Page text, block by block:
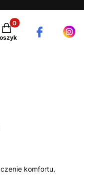
Produkty w koszyku: 0.
komfortu,